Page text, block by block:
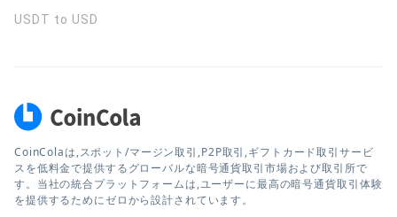
USDT to USD
CoinColaは,スポット/マージン取引,P2P取引,ギフトカード取引サービ
スを低料金で提供するグローバルな暗号通貨取引市場および取引所で
す。当社の統合プラットフォームは,ユーザーに最高の暗号通貨取引体験
を提供するためにゼロから設計されています。